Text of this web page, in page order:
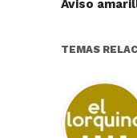
Aviso
TEMAS